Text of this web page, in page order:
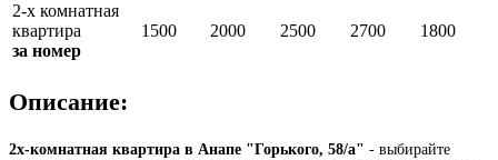
2-х комнатная
квартира
за номер
1500 2000 2500 2700 1800
Описание:
2x-комнатная квартира в Анапе "Горького, 58/а" - выбирайте